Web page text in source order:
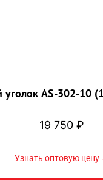
AS-302-10
19 750 ₽
Узнать оптовую цену